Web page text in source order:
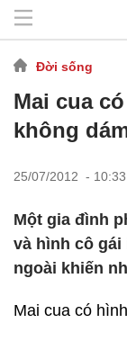
Đời sống
Mai cua
không
25/07/2012 - 10:33
Một gia đình
và hình cô gái
ngoài khiến
Mai cua có